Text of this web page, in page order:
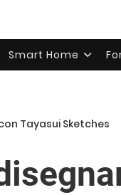
Smart Home
Tayasui Sketches